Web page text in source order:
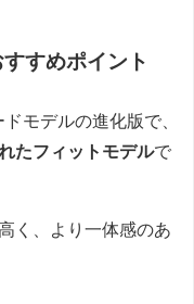
すめポイント
モデルの進化版で、
たフィットモデルで
く、より一体感のあ